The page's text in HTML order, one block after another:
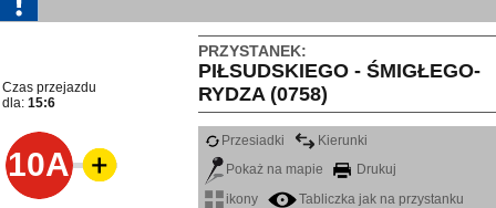
PRZYSTANEK:
PIŁSUDSKIEGO - ŚMIGŁEGO-
RYDZA (0758)
Czas przejazdu
dla: 15:6
10A
Przesiadki
Kierunki
Pokaż na mapie
Drukuj
ikony
Tabliczka jak na przystanku